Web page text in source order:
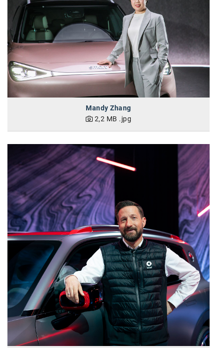
karriere.at
Ketchum GmbH
Kinderwunschzentrum
Kostenwahrheit
Kyndryl
NEOH
Nespresso
Neudoerfler
OBI
Oral-B
PAYBACK
Planted
PwC
P&G
RIC
Schiefer Rechtsanwälte
Mandy Zhang
2,2 MB .jpg